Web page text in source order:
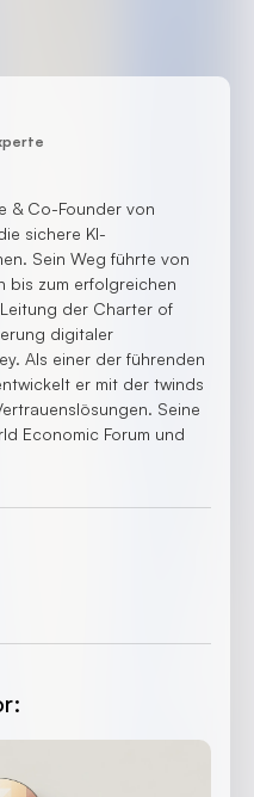
& Co-Founder von
sichere KI-
Sein Weg führte von
bis zum erfolgreichen
der Charter of
digitaler
Als einer der führenden
er mit der twinds
Seine
Economic Forum und